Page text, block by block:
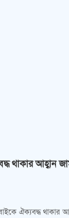
থাকার আহ্বান
ঐক্যবদ্ধ থাকার